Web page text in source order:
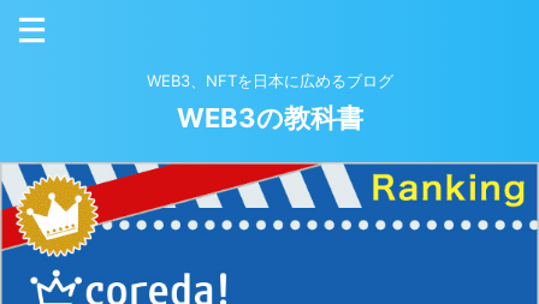
WEB3、NFTを日本に広めるブログ
WEB3の教科書